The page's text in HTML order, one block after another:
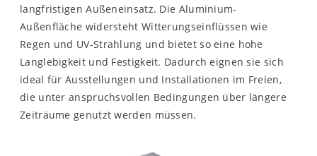
langfristigen Außeneinsatz. Die Aluminium-
Außenfläche widersteht Witterungseinflüssen wie
Regen und UV-Strahlung und bietet so eine hohe
Langlebigkeit und Festigkeit. Dadurch eignen sie sich
ideal für Ausstellungen und Installationen im Freien,
die unter anspruchsvollen Bedingungen über längere
Zeiträume genutzt werden müssen.